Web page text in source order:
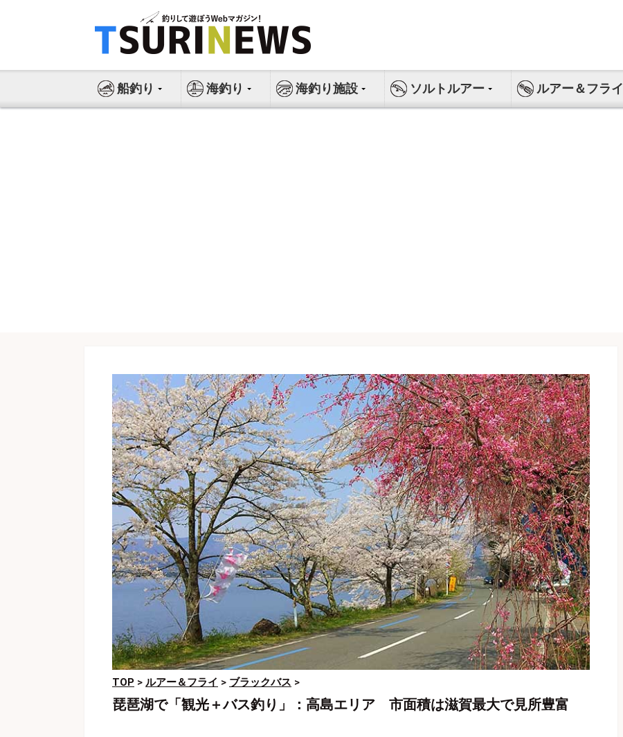
ス
船釣り 海釣り 海釣り施設 ソルトルアー ルアー＆フライ
TOP > ルアー＆フライ > ブラックバス >
琵琶湖で「観光＋バス釣り」：高島エリア 市面積は滋賀最大で見所豊富